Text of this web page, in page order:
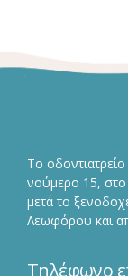
Το
νούμερο 15, στο
μετά το
Λεωφόρου και
Τηλέφωνο